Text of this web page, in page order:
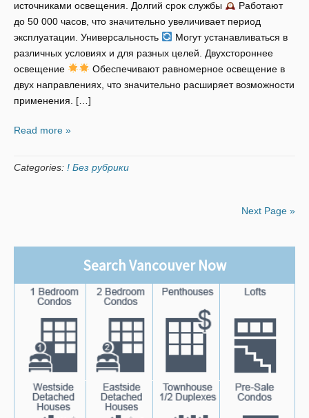
источниками освещения. Долгий срок службы
Работают
до 50 000 часов, что значительно увеличивает период
эксплуатации. Универсальность
Могут устанавливаться в
различных условиях и для разных целей. Двухстороннее
освещение
Обеспечивают равномерное освещение в
двух направлениях, что значительно расширяет возможности
применения. […]
Read more »
Categories: ! Без рубрики
Next Page »
Search Vancouver Now